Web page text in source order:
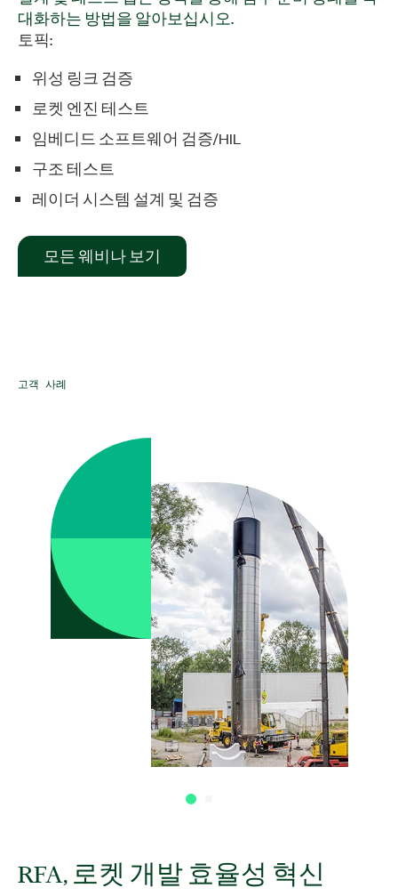
대화하는 방법을 알아보십시오.
토픽:
위성 링크 검증
로켓 엔진 테스트
임베디드 소프트웨어 검증/HIL
구조 테스트
레이더 시스템 설계 및 검증
모든 웨비나 보기
RFA, 로켓 개발 효율성 혁신
고객 사례